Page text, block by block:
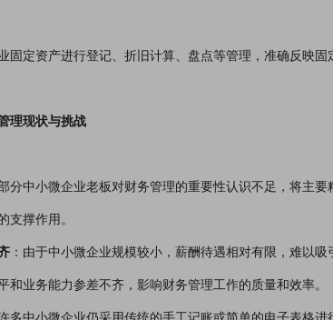
固定资产进行登记、折旧计算、盘点等管理，准确反映
理现状与挑战
部分中小微企业老板对财务管理的重要性认识不足，将主
支撑作用。
：由于中小微企业规模较小，薪酬待遇相对有限，难以吸
和业务能力参差不齐，影响财务管理工作的质量和效率。